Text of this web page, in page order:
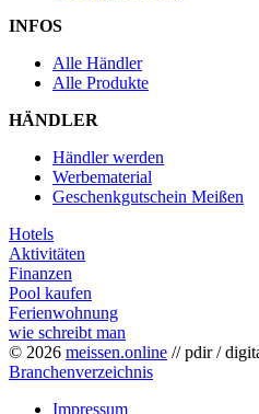
INFOS
Alle Händler
Alle Produkte
HÄNDLER
Händler werden
Werbematerial
Geschenkgutschein Meißen
Hotels
Aktivitäten
Finanzen
Pool kaufen
Ferienwohnung
wie schreibt man
© 2026 meissen.online // pdir /
Branchenverzeichnis
Impressum